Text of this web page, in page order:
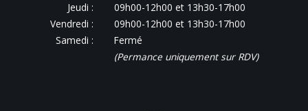
Jeudi :
09h00-12h00 et 13h30-17h00
Vendredi :
09h00-12h00 et 13h30-17h00
Samedi :
Fermé
(Permance uniquement sur RDV)